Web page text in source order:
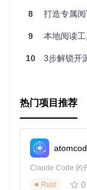
效果，时而追求
使阅读成为一种
图：Legado的羊
适用人群：注重
集和分析。
掌控自己的阅读
解决方案：
8 打造专属阅
9 本地阅读工
10 3步解锁开源阅
热门项目推荐
Rust
0